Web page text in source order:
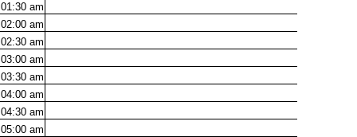
01:30 am
02:00 am
02:30 am
03:00 am
03:30 am
04:00 am
04:30 am
05:00 am